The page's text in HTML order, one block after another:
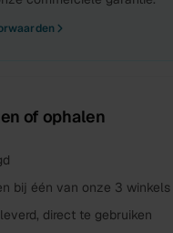
of ophalen
bij één van onze 3 winkels
direct te gebruiken